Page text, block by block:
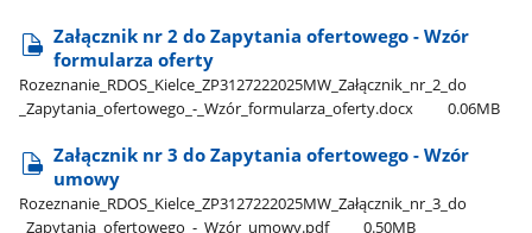
Załącznik nr 2 do Zapytania ofertowego - Wzór
formularza oferty
Rozeznanie​_RDOS​_Kielce​_ZP3127222025MW​_Załącznik​_nr​_2​_do​
_Zapytania​_ofertowego​_-​_Wzór​_formularza​_oferty.docx
0.06MB
Załącznik nr 3 do Zapytania ofertowego - Wzór
umowy
Rozeznanie​_RDOS​_Kielce​_ZP3127222025MW​_Załącznik​_nr​_3​_do​
_Zapytania​_ofertowego​_-​_Wzór​_umowy.pdf
0.50MB